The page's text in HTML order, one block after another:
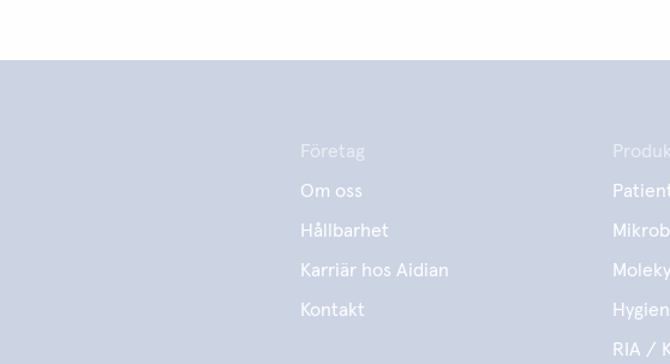
Företag
Om oss
Hållbarhet
Karriär hos Aidian
Kontakt
RIA /